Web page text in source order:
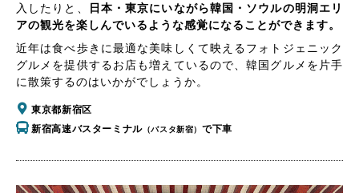
入したりと、
日本・東京にいながら韓国・ソウルの明洞エリ
アの観光を楽しんでいるような感覚になることができます。
近年は食べ歩きに最適な美味しくて映えるフォトジェニック
グルメを提供するお店も増えているので、韓国グルメを片手
に散策するのはいかがでしょうか。
東京都新宿区
新宿高速バスターミナル（バスタ新宿） で下車